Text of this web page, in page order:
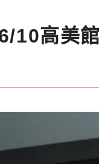
10高美